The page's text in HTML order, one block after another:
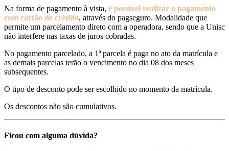
Na forma de pagamento à vista, é possível realizar o pagamento
com cartão de crédito, através do pagseguro. Modalidade que
permite um parcelamento direto com a operadora, sendo que a Unisc
não interfere nas taxas de juros cobradas.
No pagamento parcelado, a 1ª parcela é paga no ato da matrícula e
as demais parcelas terão o vencimento no dia 08 dos meses
subsequentes.
O tipo de desconto pode ser escolhido no momento da matrícula.
Os descontos não são cumulativos.
Ficou com alguma dúvida?